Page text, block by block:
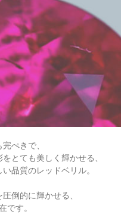
ぺきで、
をとても美しく輝かせる、
品質のレッドベリル。
倒的に輝かせる、
です。